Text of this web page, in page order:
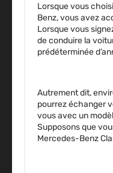
Lorsque vous
Benz, vous avez
Lorsque vous
de conduire la
prédéterminée
Autrement dit,
pourrez échanger
vous avec un
Supposons que
Mercedes-Benz